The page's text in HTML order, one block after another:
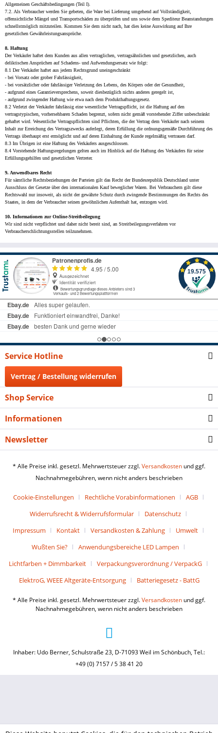
Allgemeinen Geschäftsbedingungen (Teil I).
7.2. Als Verbraucher werden Sie gebeten, die Ware bei Lieferung umgehend auf Vollständigkeit,
offensichtliche Mängel und Transportschäden zu überprüfen und uns sowie dem Spediteur Beanstandungen
schnellstmöglich mitzuteilen. Kommen Sie dem nicht nach, hat dies keine Auswirkung auf Ihre
gesetzlichen Gewährleistungsansprüche.
8. Haftung
Der Verkäufer haftet dem Kunden aus allen vertraglichen, vertragsähnlichen und gesetzlichen, auch
deliktischen Ansprüchen auf Schadens- und Aufwendungsersatz wie folgt:
8.1 Der Verkäufer haftet aus jedem Rechtsgrund uneingeschränkt
- bei Vorsatz oder grober Fahrlässigkeit,
- bei vorsätzlicher oder fahrlässiger Verletzung des Lebens, des Körpers oder der Gesundheit,
- aufgrund eines Garantieversprechens, soweit diesbezüglich nichts anderes geregelt ist,
- aufgrund zwingender Haftung wie etwa nach dem Produkthaftungsgesetz.
8.2 Verletzt der Verkäufer fahrlässig eine wesentliche Vertragspflicht, ist die Haftung auf den
vertragstypischen, vorhersehbaren Schaden begrenzt, sofern nicht gemäß vorstehender Ziffer unbeschränkt
gehaftet wird. Wesentliche Vertragspflichten sind Pflichten, die der Vertrag dem Verkäufer nach seinem
Inhalt zur Erreichung des Vertragszwecks auferlegt, deren Erfüllung die ordnungsgemäße Durchführung des
Vertrags überhaupt erst ermöglicht und auf deren Einhaltung der Kunde regelmäßig vertrauen darf.
8.3 Im Übrigen ist eine Haftung des Verkäufers ausgeschlossen.
8.4 Vorstehende Haftungsregelungen gelten auch im Hinblick auf die Haftung des Verkäufers für seine
Erfüllungsgehilfen und gesetzlichen Vertreter.
9. Anwendbares Recht
Für sämtliche Rechtsbeziehungen der Parteien gilt das Recht der Bundesrepublik Deutschland unter
Ausschluss der Gesetze über den internationalen Kauf beweglicher Waren. Bei Verbrauchern gilt diese
Rechtswahl nur insoweit, als nicht der gewährte Schutz durch zwingende Bestimmungen des Rechts des
Staates, in dem der Verbraucher seinen gewöhnlichen Aufenthalt hat, entzogen wird.
10. Informationen zur Online-Streitbeilegung
Wir sind nicht verpflichtet und daher nicht bereit sind, an Streitbeilegungsverfahren vor
Verbraucherschlichtungsstellen teilzunehmen.
Service Hotline
Vertrag / Bestellung widerrufen
Shop Service
Informationen
Newsletter
* Alle Preise inkl. gesetzl. Mehrwertsteuer zzgl.Versandkosten und ggf.
Nachnahmegebühren, wenn nicht anders beschrieben
Cookie-Einstellungen Rechtliche Vorabinformationen
AGB
Widerrufsrecht & Widerrufsformular
Datenschutz
Impressum
Kontakt Versandkosten & Zahlung
Umwelt
Wußten Sie?
Anwendungsbereiche LED Lampen
Lichtfarben + Dimmbarkeit
Verpackungsverordnung / VerpackG
ElektroG, WEEE Altgeräte-Entsorgung
Batteriegesetz - BattG
* Alle Preise inkl. gesetzl. Mehrwertsteuer zzgl.Versandkosten und ggf.
Nachnahmegebühren, wenn nicht anders beschrieben
Inhaber: Udo Berner, Schulstraße 23, D-71093 Weil im Schönbuch, Tel.:
+49 (0) 7157 / 5 38 41 20